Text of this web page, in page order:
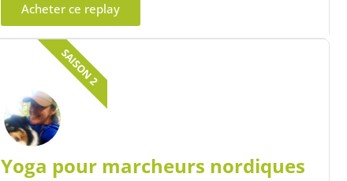
Acheter ce replay
Yoga pour marcheurs nordiques
SAISON 2